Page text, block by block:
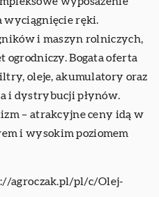
wyciągnięcie ręki.
i maszyn rolniczych,
ogrodniczy. Bogata oferta
oleje, akumulatory oraz
i dystrybucji płynów.
– atrakcyjne ceny idą w
i wysokim poziomem
agroczak.pl/pl/c/Olej-